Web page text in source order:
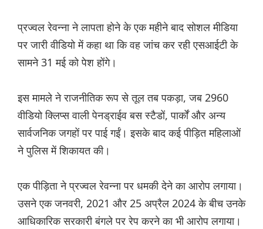
प्रज्वल रेवन्ना ने लापता होने के एक महीने बाद सोशल मीडिया
पर जारी वीडियो में कहा था कि वह जांच कर रही एसआईटी के
सामने 31 मई को पेश होंगे।
इस मामले ने राजनीतिक रूप से तूल तब पकड़ा, जब 2960
वीडियो क्लिप्स वाली पेनड्राईव बस स्टैडों, पार्कों और अन्य
सार्वजनिक जगहों पर पाई गईं। इसके बाद कई पीड़ित महिलाओं
ने पुलिस में शिकायत की।
एक पीड़िता ने प्रज्वल रेवन्ना पर धमकी देने का आरोप लगाया।
उसने एक जनवरी, 2021 और 25 अप्रैल 2024 के बीच उनके
आधिकारिक सरकारी बंगले पर रेप करने का भी आरोप लगाया।